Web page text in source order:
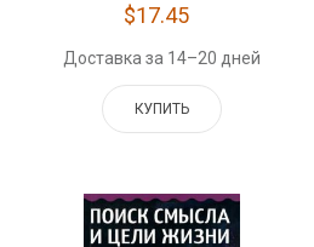
$17.45
Доставка за 14–20 дней
КУПИТЬ